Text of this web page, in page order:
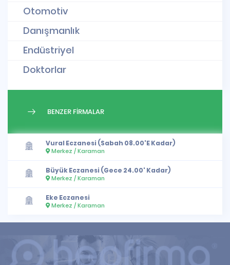
Otomotiv
Danışmanlık
Endüstriyel
Doktorlar
BENZER FİRMALAR
Vural Eczanesi (Sabah 08.00'E Kadar)
Merkez / Karaman
Büyük Eczanesi (Gece 24.00' Kadar)
Merkez / Karaman
Eke Eczanesi
Merkez / Karaman